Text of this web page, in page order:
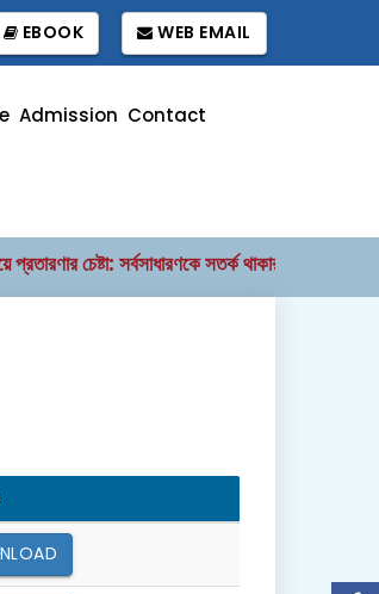
EBOOK WEB EMAIL
Admission Contact
প্রতারণার চেষ্টা: সর্বসাধারণকে সতর্ক থাকার আহ্বান